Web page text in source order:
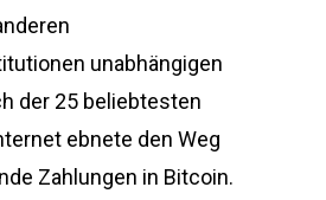
unabhängigen
der 25 beliebtesten
ebnete den Weg
Zahlungen in Bitcoin.